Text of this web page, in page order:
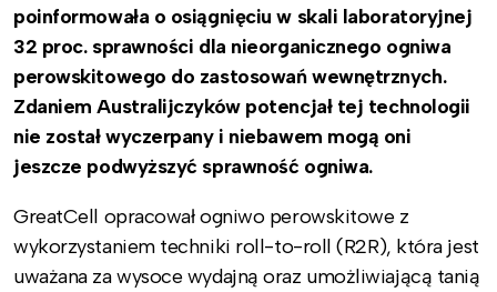
poinformowała o osiągnięciu w skali laboratoryjnej
32 proc. sprawności dla nieorganicznego ogniwa
perowskitowego do zastosowań wewnętrznych.
Zdaniem Australijczyków potencjał tej technologii
nie został wyczerpany i niebawem mogą oni
jeszcze podwyższyć sprawność ogniwa.
GreatCell opracował ogniwo perowskitowe z
wykorzystaniem techniki roll-to-roll (R2R), która jest
uważana za wysoce wydajną oraz umożliwiającą tanią